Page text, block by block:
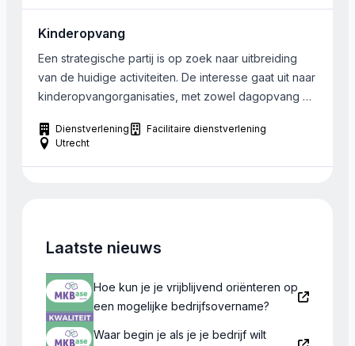
Kinderopvang
Een strategische partij is op zoek naar uitbreiding
van de huidige activiteiten. De interesse gaat uit naar
kinderopvangorganisaties, met zowel dagopvang als
uitbreiding naar ook een BSO. Men zoekt binnen een
straal van 50 km van Utrecht. Er is geen interesse in
Dienstverlening
Facilitaire dienstverlening
Utrecht
Laatste nieuws
Hoe kun je je vrijblijvend oriënteren op
een mogelijke bedrijfsovername?
Waar begin je als je je bedrijf wilt